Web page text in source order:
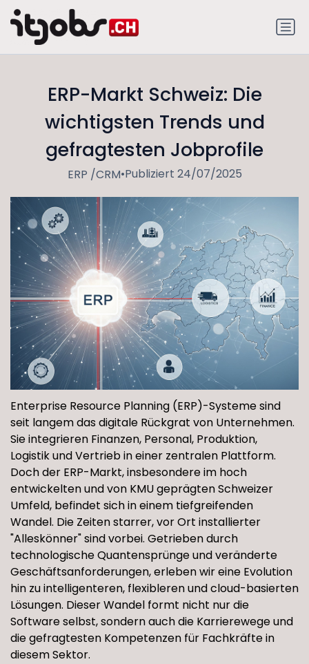
ERP-Markt Schweiz: Die
wichtigsten Trends und
gefragtesten Jobprofile
ERP /CRM•Publiziert 24/07/2025
Enterprise Resource Planning (ERP)-Systeme sind
seit langem das digitale Rückgrat von Unternehmen.
Sie integrieren Finanzen, Personal, Produktion,
Logistik und Vertrieb in einer zentralen Plattform.
Doch der ERP-Markt, insbesondere im hoch
entwickelten und von KMU geprägten Schweizer
Umfeld, befindet sich in einem tiefgreifenden
Wandel. Die Zeiten starrer, vor Ort installierter
"Alleskönner" sind vorbei. Getrieben durch
technologische Quantensprünge und veränderte
Geschäftsanforderungen, erleben wir eine Evolution
hin zu intelligenteren, flexibleren und cloud-basierten
Lösungen. Dieser Wandel formt nicht nur die
Software selbst, sondern auch die Karrierewege und
die gefragtesten Kompetenzen für Fachkräfte in
diesem Sektor.